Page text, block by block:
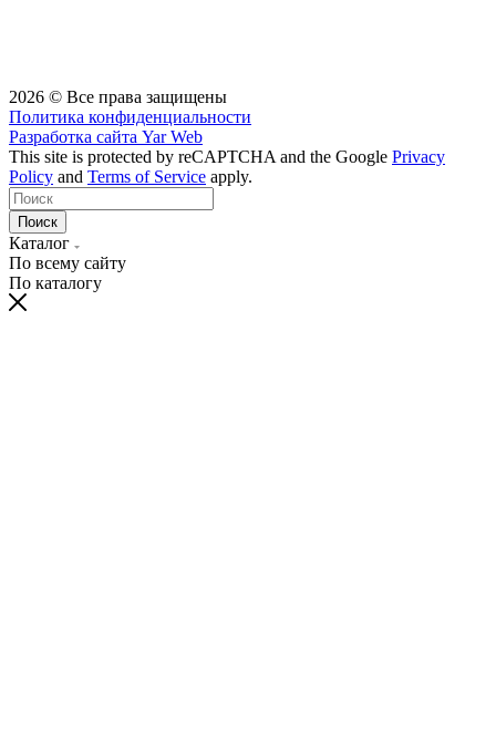
2026 © Все права защищены
Политика конфиденциальности
Разработка сайта Yar Web
This site is protected by reCAPTCHA and the Google Privacy
Policy and Terms of Service apply.
Поиск
Каталог
По всему сайту
По каталогу